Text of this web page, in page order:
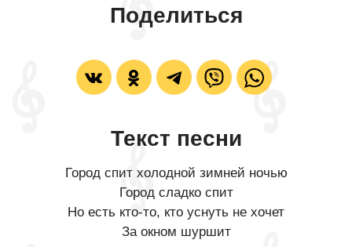
Поделиться
Текст песни
Город спит холодной зимней ночью
Город сладко спит
Но есть кто-то, кто уснуть не хочет
За окном шуршит